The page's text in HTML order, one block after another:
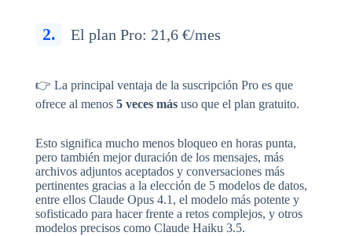
2. El plan Pro: 21,6 €/mes
👉 La principal ventaja de la suscripción Pro es que
ofrece al menos 5 veces másuso que el plan gratuito.
Esto significa mucho menos bloqueo en horas punta,
pero también mejor duración de los mensajes, más
archivos adjuntos aceptados y conversaciones más
pertinentes gracias a la elección de 5 modelos de datos,
entre ellos Claude Opus 4.1, el modelo más potente y
sofisticado para hacer frente a retos complejos, y otros
modelos precisos como Claude Haiku 3.5.